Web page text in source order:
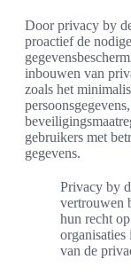
Door privacy by
proactief de
inbouwen van
zoals het
gebruikers met
gegevens.
Privacy by
vertrouwen
hun recht
organisaties
van de